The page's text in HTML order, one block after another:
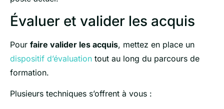
Évaluer et valider les acquis
Pour faire valider les acquis, mettez en place un
dispositif d’évaluation tout au long du parcours de
formation.
Plusieurs techniques s’offrent à vous :